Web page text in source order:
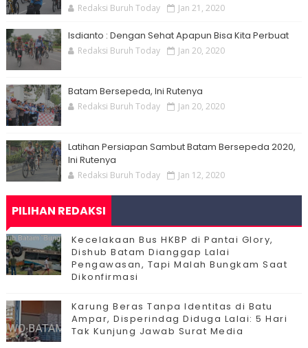
Redaksi Buruh Today Jan 21, 2020
Isdianto : Dengan Sehat Apapun Bisa Kita Perbuat
Redaksi Buruh Today Jan 20, 2020
Batam Bersepeda, Ini Rutenya
Redaksi Buruh Today Jan 20, 2020
Latihan Persiapan Sambut Batam Bersepeda 2020,
Ini Rutenya
Redaksi Buruh Today Jan 12, 2020
PILIHAN REDAKSI
Kecelakaan Bus HKBP di Pantai Glory,
Dishub Batam Dianggap Lalai
Pengawasan, Tapi Malah Bungkam Saat
Dikonfirmasi
Karung Beras Tanpa Identitas di Batu
Ampar, Disperindag Diduga Lalai: 5 Hari
Tak Kunjung Jawab Surat Media